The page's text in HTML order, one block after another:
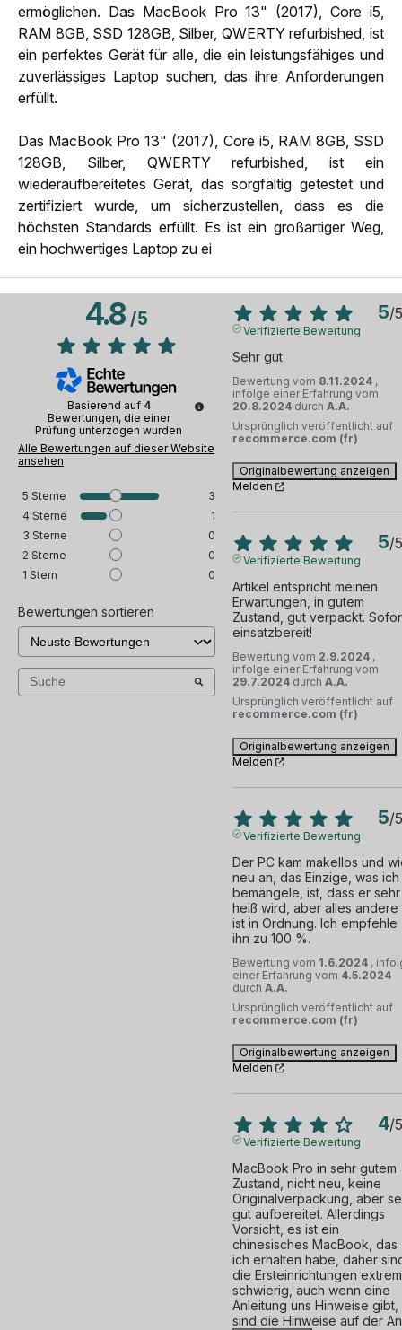
ermöglichen. Das MacBook Pro 13" (2017), Core i5,
RAM 8GB, SSD 128GB, Silber, QWERTY refurbished, ist
ein perfektes Gerät für alle, die ein leistungsfähiges und
zuverlässiges Laptop suchen, das ihre Anforderungen
erfüllt.
Das MacBook Pro 13" (2017), Core i5, RAM 8GB, SSD
128GB, Silber, QWERTY refurbished, ist ein
wiederaufbereitetes Gerät, das sorgfältig getestet und
zertifiziert wurde, um sicherzustellen, dass es die
höchsten Standards erfüllt. Es ist ein großartiger Weg,
ein hochwertiges Laptop zu ei
4.8/5
Basierend auf 4
Bewertungen, die einer
Prüfung unterzogen wurden
Alle Bewertungen auf dieser Website
ansehen
5 Sterne
3
4 Sterne
1
3 Sterne
0
2 Sterne
0
1 Stern 0
Bewertungen sortieren
5/5
Verifizierte Bewertung
Sehr gut
Bewertung vom 8.11.2024 ,
infolge einer Erfahrung vom
20.8.2024 durch A.A.
Ursprünglich veröffentlicht auf
recommerce.com (fr)
Originalbewertung anzeigen
Melden
5/5
Verifizierte Bewertung
Artikel entspricht meinen
Erwartungen, in gutem
Zustand, gut verpackt.
einsatzbereit!
Bewertung vom 2.9.2024 ,
infolge einer Erfahrung vom
29.7.2024 durch A.A.
Ursprünglich veröffentlicht auf
recommerce.com (fr)
Originalbewertung anzeigen
Melden
5/5
Verifizierte Bewertung
Der PC kam makellos und
neu an, das Einzige, was ich
bemängele, ist, dass er sehr
heiß wird, aber alles andere
ist in Ordnung. Ich empfehle
ihn zu 100 %.
Bewertung vom 1.6.2024 ,
einer Erfahrung vom 4.5.2024
durch A.A.
Ursprünglich veröffentlicht auf
recommerce.com (fr)
Originalbewertung anzeigen
Melden
4/5
Verifizierte Bewertung
MacBook Pro in sehr gutem
Zustand, nicht neu, keine
Originalverpackung, aber
gut aufbereitet. Allerdings
Vorsicht, es ist ein
chinesisches MacBook, das
ich erhalten habe, daher
die Ersteinrichtungen extrem
schwierig, auch wenn eine
Anleitung uns Hinweise gibt,
sind die Hinweise auf der